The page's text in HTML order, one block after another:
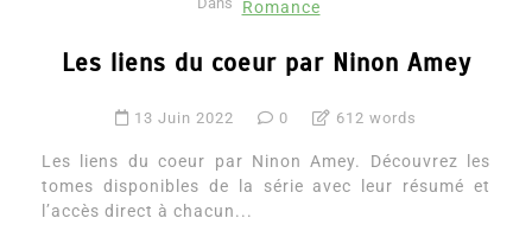
Romance
Les liens du coeur par Ninon Amey
13 Juin 2022 0 612 words
Les liens du coeur par Ninon Amey. Découvrez les
tomes disponibles de la série avec leur résumé et
l’accès direct à chacun...